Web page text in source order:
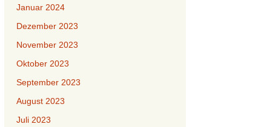
Januar 2024
Dezember 2023
November 2023
Oktober 2023
September 2023
August 2023
Juli 2023